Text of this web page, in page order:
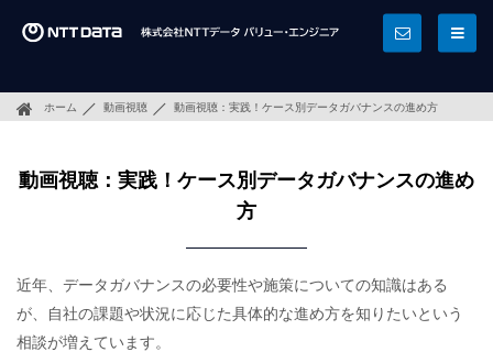
ホーム 動画視聴 動画視聴：実践！ケース別データガバナンスの進め方
動画視聴：実践！ケース別データガバナンスの進め
方
近年、データガバナンスの必要性や施策についての知識はある
が、自社の課題や状況に応じた具体的な進め方を知りたいという
相談が増えています。